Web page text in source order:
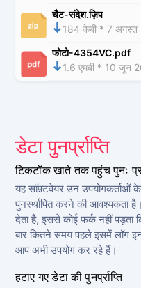
चैट-संदेश.ज़िप
184 केबी * 7 अगस्त
फोटो-4354VC.pdf
1.6 एमबी * 10 जून
डेटा पुनर्प्राप्ति
टिकटॉक खाते तक पहुंच पुनः
यह सॉफ़्टवेयर उन उपयोगकर्ताओं
पुनर्स्थापित करने की आवश्यकता
देता है, इससे कोई फर्क नहीं
बार कितने समय पहले इसमें लॉग
आप अभी उपयोग कर रहे हैं।
हटाए गए डेटा की पुनर्प्राप्ति